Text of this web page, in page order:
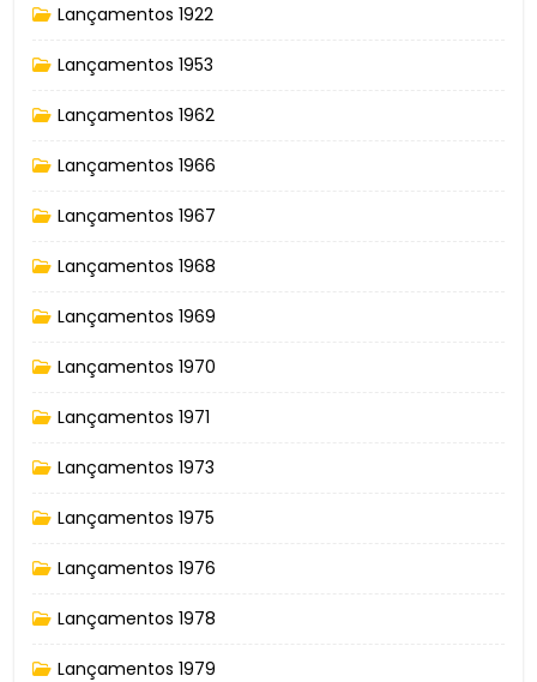
Lançamentos 1922
Lançamentos 1953
Lançamentos 1962
Lançamentos 1966
Lançamentos 1967
Lançamentos 1968
Lançamentos 1969
Lançamentos 1970
Lançamentos 1971
Lançamentos 1973
Lançamentos 1975
Lançamentos 1976
Lançamentos 1978
Lançamentos 1979